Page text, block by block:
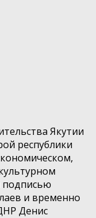
Якутии
республики
подписью
и временно
Денис